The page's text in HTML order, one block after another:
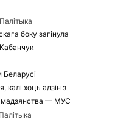
боку загінула
Беларусі
хоць адзін з
— МУС